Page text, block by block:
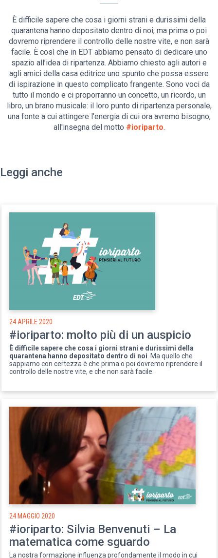
È difficile sapere che cosa i giorni strani e durissimi della
quarantena hanno depositato dentro di noi, ma prima o poi
dovremo riprendere il controllo delle nostre vite, e non sarà
facile. È così che in EDT abbiamo pensato di dedicare uno
spazio all’idea di ripartenza. Abbiamo chiesto agli autori e
agli amici della casa editrice uno spunto che possa essere
di ispirazione in questo complicato frangente. Sono voci da
tutto il mondo e ci proporranno un concetto, un ricordo, un
libro, un brano musicale: il loro punto di ripartenza personale,
una fonte a cui attingere l’energia di cui ora avremo bisogno,
all'insegna del motto #ioriparto.
Leggi anche
24 APRILE 2020
#ioriparto: molto più di un auspicio
È difficile sapere che cosa i giorni strani e durissimi della
quarantena hanno depositato dentro di noi . Ma quello che
sappiamo con certezza è che prima o poi dovremo riprendere il
controllo delle nostre vite, e che non sarà facile.
24 MAGGIO 2020
#ioriparto: Silvia Benvenuti – La
matematica come sguardo
La nostra formazione influenza profondamente il modo in cui